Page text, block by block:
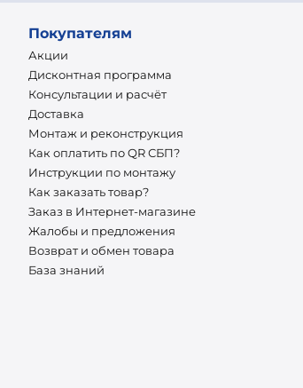
Покупателям
Акции
Дисконтная программа
Консультации и расчёт
Доставка
Монтаж и реконструкция
Как оплатить по QR СБП?
Инструкции по монтажу
Как заказать товар?
Заказ в Интернет-магазине
Жалобы и предложения
Возврат и обмен товара
База знаний